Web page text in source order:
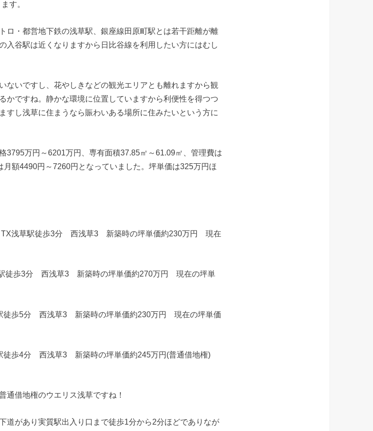
す。
ロ・都営地下鉄の浅草駅、銀座線田原町駅とは若干距離が離
入谷駅は近くなりますから日比谷線を利用したい方にはむし
ないですし、花やしきなどの観光エリアとも離れますから観
かですね。静かな環境に位置していますから利便性を得つつ
すし浅草に住まうなら賑わいある場所に住みたいという方に
3795万円～6201万円、専有面積37.85㎡～61.09㎡、管理費は
額4490円～7260円となっていました。坪単価は325万円ほ
浅草駅徒歩3分 西浅草3 新築時の坪単価約230万円 現在
歩3分 西浅草3 新築時の坪単価約270万円 現在の坪単
徒歩5分 西浅草3 新築時の坪単価約230万円 現在の坪単価
歩4分 西浅草3 新築時の坪単価約245万円(普通借地権)
通借地権のウエリス浅草ですね！
道があり実質駅出入り口まで徒歩1分から2分ほどでありなが